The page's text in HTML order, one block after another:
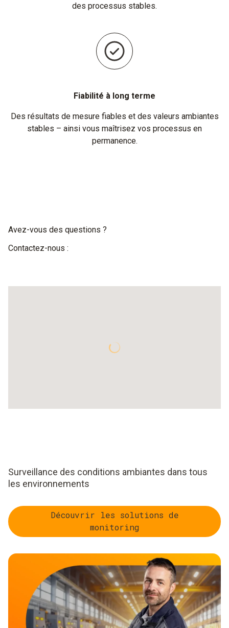
des processus stables.
Fiabilité à long terme
Des résultats de mesure fiables et des valeurs ambiantes
stables – ainsi vous maîtrisez vos processus en
permanence.
Avez-vous des questions ?
Contactez-nous :
Surveillance des conditions ambiantes dans tous
les environnements
Découvrir les solutions de
monitoring